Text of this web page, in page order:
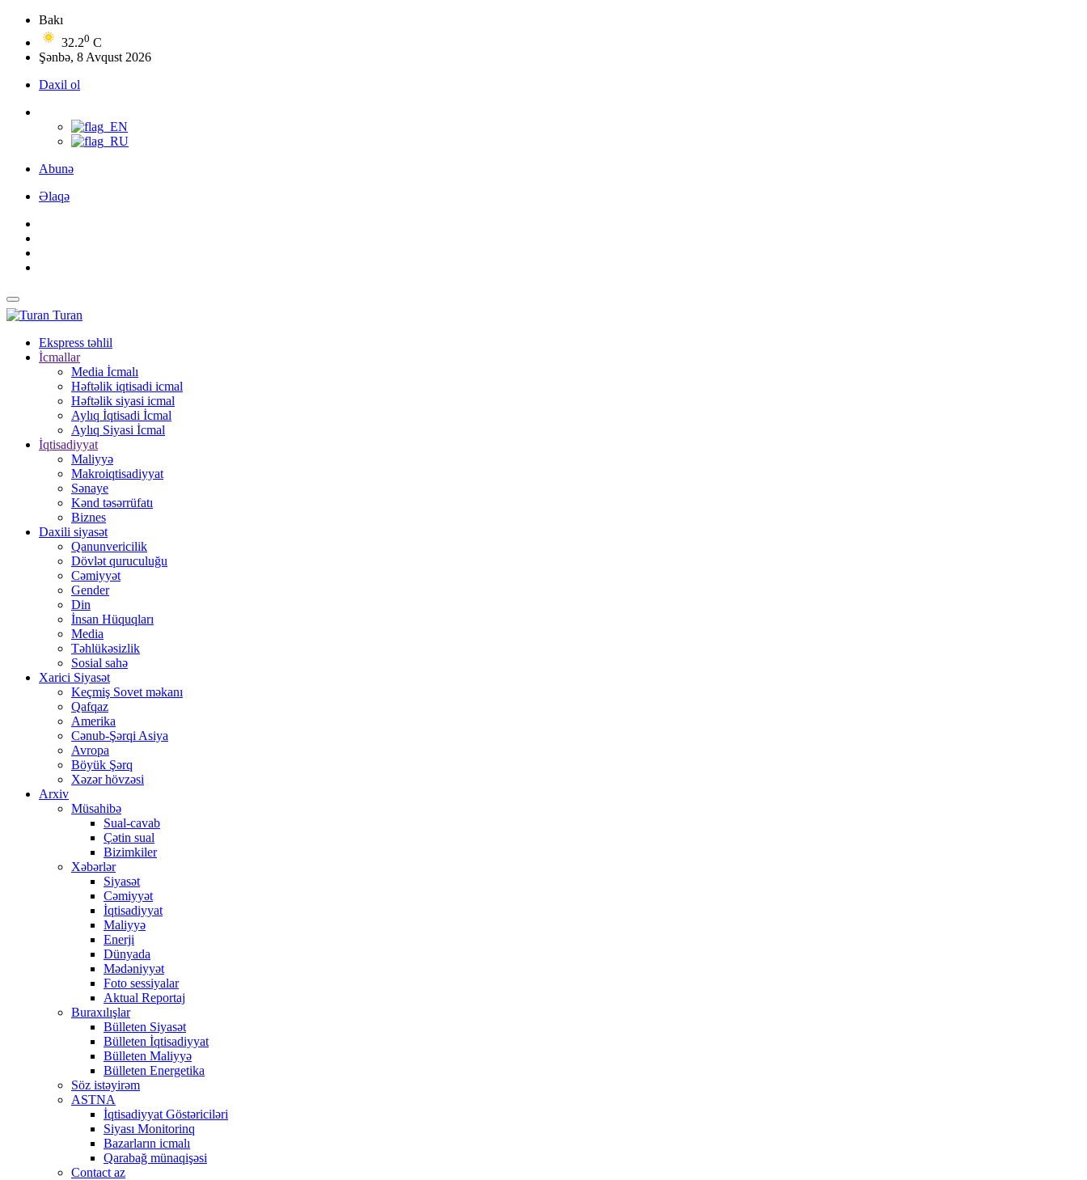
Bakı
32.20 C
Şənbə, 8 Avqust 2026
Daxil ol
Abunə
Əlaqə
Turan
Ekspress təhlil
İcmallar
Media İcmalı
Həftəlik iqtisadi icmal
Həftəlik siyasi icmal
Aylıq İqtisadi İcmal
Aylıq Siyasi İcmal
İqtisadiyyat
Maliyyə
Makroiqtisadiyyat
Sənaye
Kənd təsərrüfatı
Biznes
Daxili siyasət
Qanunvericilik
Dövlət quruculuğu
Cəmiyyət
Gender
Din
İnsan Hüquqları
Media
Təhlükəsizlik
Sosial sahə
Xarici Siyasət
Keçmiş Sovet məkanı
Qafqaz
Amerika
Cənub-Şərqi Asiya
Avropa
Böyük Şərq
Xəzər hövzəsi
Arxiv
Müsahibə
Sual-cavab
Çətin sual
Bizimkiler
Xəbərlər
Siyasət
Cəmiyyət
İqtisadiyyat
Maliyyə
Enerji
Dünyada
Mədəniyyət
Foto sessiyalar
Aktual Reportaj
Buraxılışlar
Bülleten Siyasət
Bülleten İqtisadiyyat
Bülleten Maliyyə
Bülleten Energetika
Söz istəyirəm
ASTNA
İqtisadiyyat Göstəriciləri
Siyası Monitorinq
Bazarların icmalı
Qarabağ münaqişəsi
Contact az